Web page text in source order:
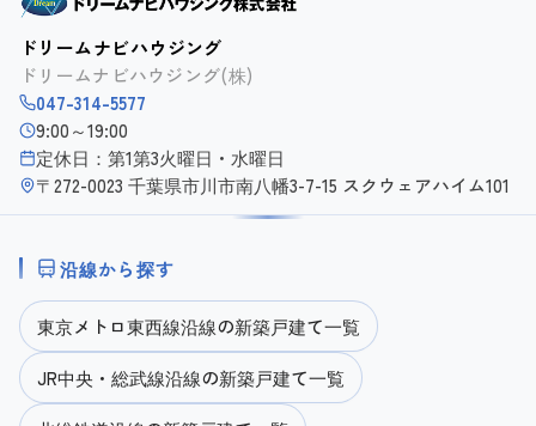
ドリームナビハウジング
ドリームナビハウジング(株)
047-314-5577
9:00～19:00
定休日：第1第3火曜日・水曜日
〒272-0023 千葉県市川市南八幡3-7-15 スクウェアハイム101
沿線から探す
東京メトロ東西線沿線の新築戸建て一覧
JR中央・総武線沿線の新築戸建て一覧